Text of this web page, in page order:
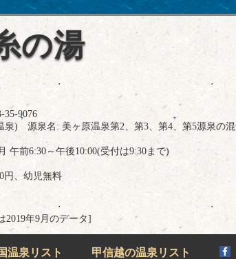
の湯
9076
) 源泉名: 美ヶ原温泉第2、第3、第4、第5源泉の
午前6:30～午後10:00(受付は9:30まで)
円、幼児無料
年9月のデータ]
温泉リスト 甲信越の温泉リスト